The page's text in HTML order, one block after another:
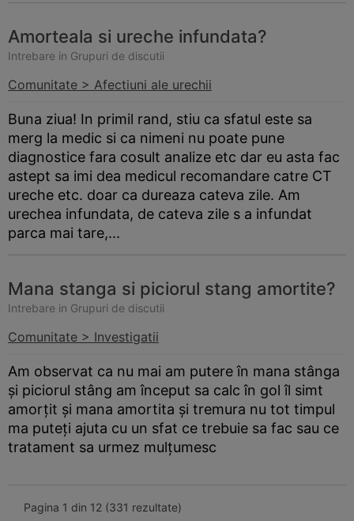
Amorteala si ureche infundata?
Intrebare in Grupuri de discutii
Comunitate > Afectiuni ale urechii
Buna ziua! In primil rand, stiu ca sfatul este sa
merg la medic si ca nimeni nu poate pune
diagnostice fara cosult analize etc dar eu asta fac
astept sa imi dea medicul recomandare catre CT
ureche etc. doar ca dureaza cateva zile. Am
urechea infundata, de cateva zile s a infundat
parca mai tare,...
Mana stanga si piciorul stang amortite?
Intrebare in Grupuri de discutii
Comunitate > Investigatii
Am observat ca nu mai am putere în mana stânga
și piciorul stâng am început sa calc în gol îl simt
amorțit și mana amortita și tremura nu tot timpul
ma puteți ajuta cu un sfat ce trebuie sa fac sau ce
tratament sa urmez mulțumesc
Pagina 1 din 12 (331 rezultate)